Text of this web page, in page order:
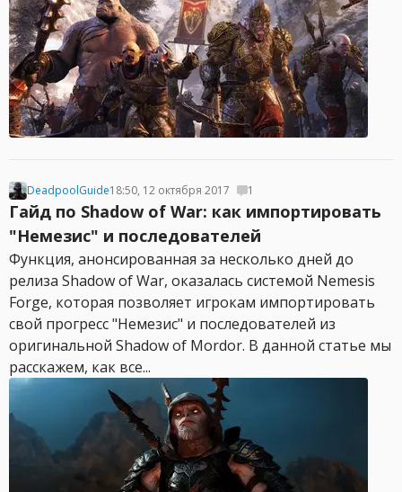
DeadpoolGuide18:50, 12 октября 2017 1
Гайд по Shadow of War: как импортировать
"Немезис" и последователей
Функция, анонсированная за несколько дней до
релиза Shadow of War, оказалась системой Nemesis
Forge, которая позволяет игрокам импортировать
свой прогресс "Немезис" и последователей из
оригинальной Shadow of Mordor. В данной статье мы
расскажем, как все...